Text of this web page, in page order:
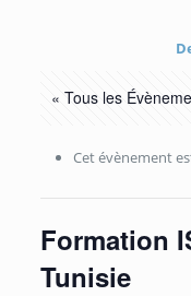
« Tous les
Cet évènement
Formation
Tunisie